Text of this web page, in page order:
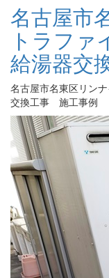
名古屋市
トラファ
給湯器交
名古屋市名東区リン
交換工事 施工事例